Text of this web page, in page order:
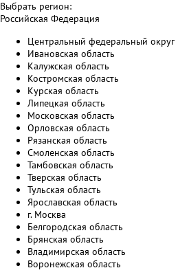
Выбрать регион:
Российская Федерация
Центральный федеральный округ
Ивановская область
Калужская область
Костромская область
Курская область
Липецкая область
Московская область
Орловская область
Рязанская область
Смоленская область
Тамбовская область
Тверская область
Тульская область
Ярославская область
г. Москва
Белгородская область
Брянская область
Владимирская область
Воронежская область